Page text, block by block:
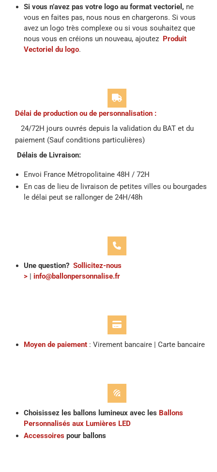
Si vous n’avez pas votre logo au format vectoriel, ne
vous en faites pas, nous nous en chargerons. Si vous
avez un logo très complexe ou si vous souhaitez que
nous vous en créions un nouveau, ajoutez Produit
Vectoriel du logo.
Délai de production ou de personnalisation :
24/72H jours ouvrés depuis la validation du BAT et du
paiement (Sauf conditions particulières)
Délais de Livraison:
Envoi France Métropolitaine 48H / 72H
En cas de lieu de livraison de petites villes ou bourgades
le délai peut se rallonger de 24H/48h
Une question? Sollicitez-nous
> | info@ballonpersonnalise.fr
Moyen de paiement : Virement bancaire | Carte bancaire
Choisissez les ballons lumineux avec les Ballons
Personnalisés aux Lumières LED
Accessoires pour ballons